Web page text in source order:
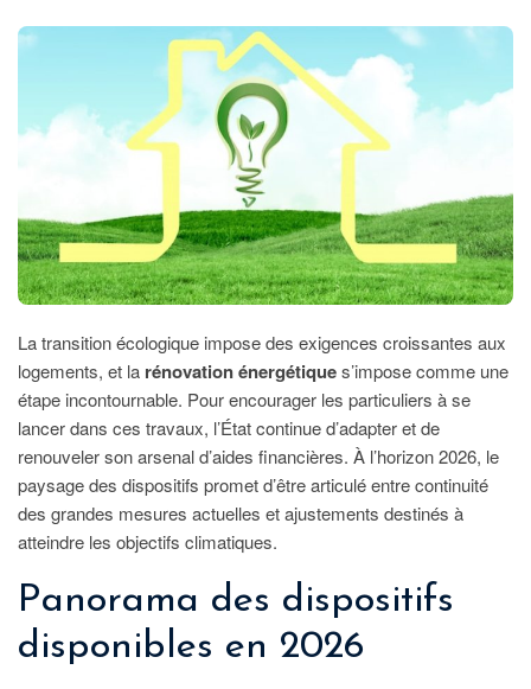
La
Rénovation
Énergétique
En
2026
?
La transition écologique impose des exigences croissantes aux
logements, et la rénovation énergétiques’impose comme une
étape incontournable. Pour encourager les particuliers à se
lancer dans ces travaux, l’État continue d’adapter et de
renouveler son arsenal d’aides financières. À l’horizon 2026, le
paysage des dispositifs promet d’être articulé entre continuité
des grandes mesures actuelles et ajustements destinés à
atteindre les objectifs climatiques.
Panorama des dispositifs
disponibles en 2026